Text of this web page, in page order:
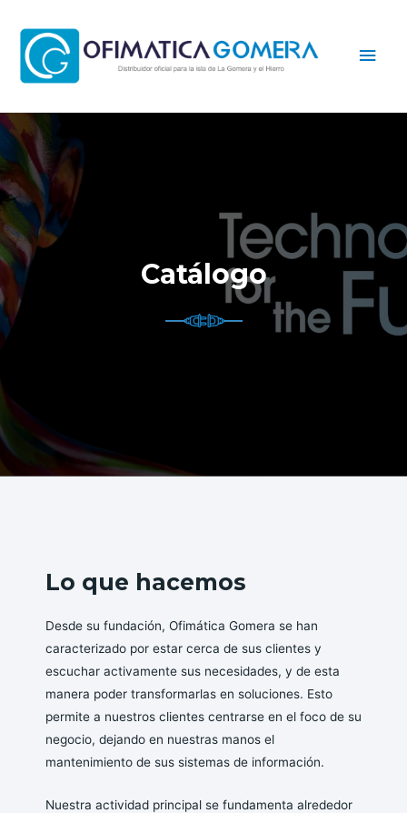
Catálogo
Lo que hacemos
Desde su fundación, Ofimática Gomera se han
caracterizado por estar cerca de sus clientes y
escuchar activamente sus necesidades, y de esta
manera poder transformarlas en soluciones. Esto
permite a nuestros clientes centrarse en el foco de su
negocio, dejando en nuestras manos el
mantenimiento de sus sistemas de información.
Nuestra actividad principal se fundamenta alrededor